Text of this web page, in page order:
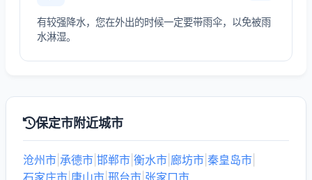
有较强降水，您在外出的时候一定要带雨伞，以免被雨
水淋湿。
保定市附近城市
沧州市 承德市 邯郸市 衡水市 廊坊市 秦皇岛市
石家庄市 唐山市 邢台市 张家口市